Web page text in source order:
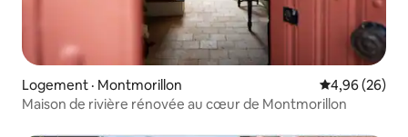
Logement · Montmorillon Note
4,96 (26)
Maison de rivière rénovée au cœur de Montmorillon